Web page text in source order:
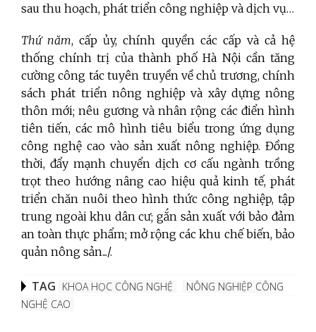
sau thu hoạch, phát triển công nghiệp và dịch vụ…
Thứ năm, cấp ủy, chính quyền các cấp và cả hệ
thống chính trị của thành phố Hà Nội cần tăng
cường công tác tuyên truyền về chủ trương, chính
sách phát triển nông nghiệp và xây dựng nông
thôn mới; nêu gương và nhân rộng các điển hình
tiên tiến, các mô hình tiêu biểu trong ứng dụng
công nghệ cao vào sản xuất nông nghiệp. Đồng
thời, đẩy mạnh chuyển dịch cơ cấu ngành trồng
trọt theo hướng nâng cao hiệu quả kinh tế, phát
triển chăn nuôi theo hình thức công nghiệp, tập
trung ngoài khu dân cư; gắn sản xuất với bảo đảm
an toàn thực phẩm; mở rộng các khu chế biến, bảo
quản nông sản.../.
TAG KHOA HỌC CÔNG NGHỆ
NÔNG NGHIỆP CÔNG
NGHỆ CAO